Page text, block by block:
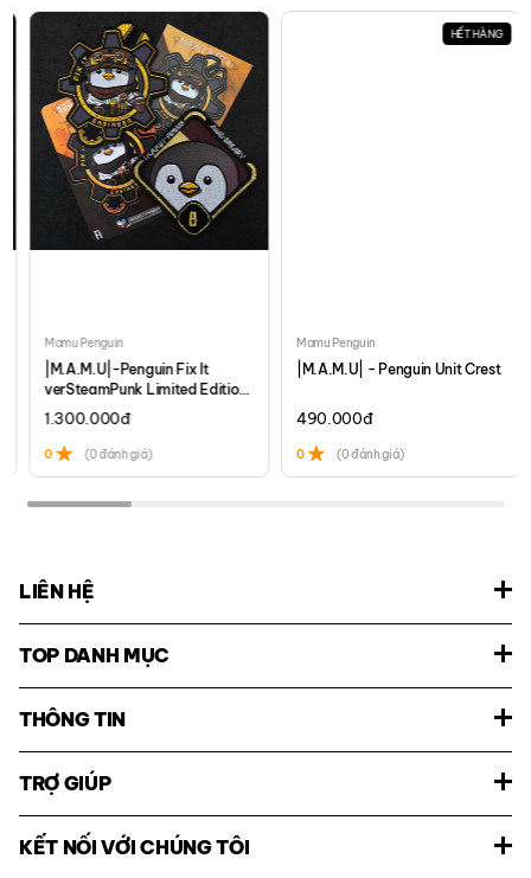
Mamu Penguin
|M.A.M.U|-Penguin Fix It
verSteamPunk Limited Edition
Set
1.300.000đ
(0 đánh giá)
HẾT HÀNG
Mamu Penguin
|M.A.M.U| - Penguin Unit Crest
490.000đ
(0 đánh giá)
LIÊN HỆ
TOP DANH MỤC
THÔNG TIN
TRỢ GIÚP
KẾT NỐI VỚI CHÚNG TÔI